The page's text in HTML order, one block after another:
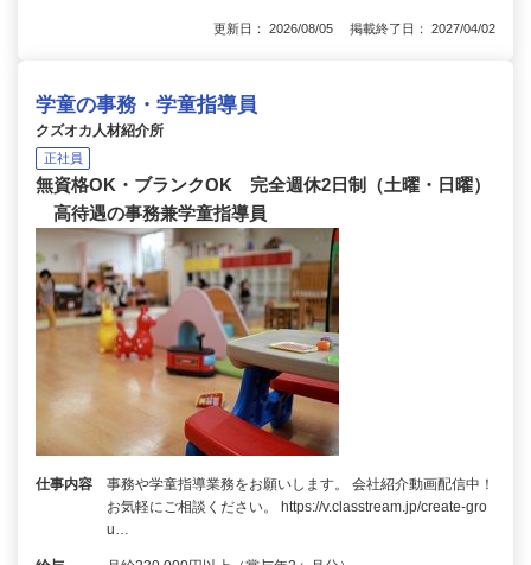
更新日： 2026/08/05 掲載終了日： 2027/04/02
学童の事務・学童指導員
クズオカ人材紹介所
正社員
無資格OK・ブランクOK 完全週休2日制（土曜・日曜）
高待遇の事務兼学童指導員
仕事内容
事務や学童指導業務をお願いします。 会社紹介動画配信中！
お気軽にご相談ください。 https://v.classtream.jp/create-gro
u…